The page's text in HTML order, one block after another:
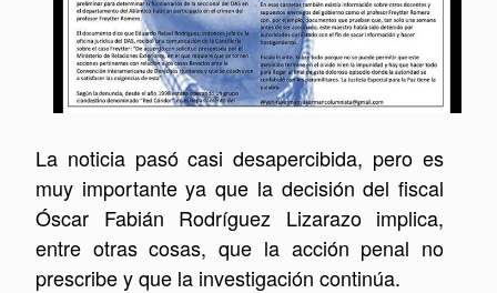
La noticia pasó casi desapercibida, pero es
muy importante ya que la decisión del fiscal
Óscar Fabián Rodríguez Lizarazo implica,
entre otras cosas, que la acción penal no
prescribe y que la investigación continúa.